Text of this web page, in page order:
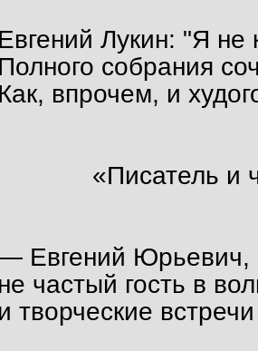
Евгений Лукин: "Я не
Полного собрания
Как, впрочем, и
«Писатель и
Евгений Юрьевич,
не частый гость в
и творческие